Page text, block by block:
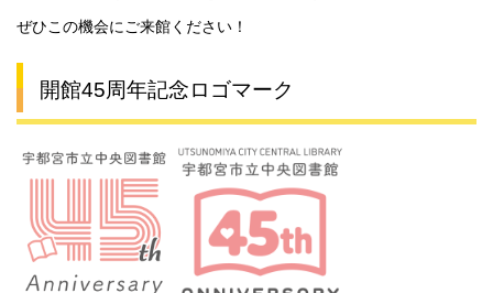
ぜひこの機会にご来館ください！
開館45周年記念ロゴマーク